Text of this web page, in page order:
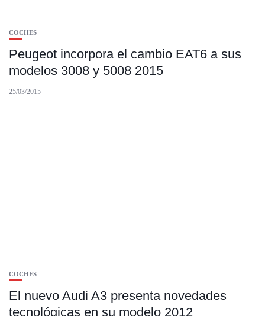
COCHES
Peugeot incorpora el cambio EAT6 a sus
modelos 3008 y 5008 2015
25/03/2015
COCHES
El nuevo Audi A3 presenta novedades
tecnológicas en su modelo 2012